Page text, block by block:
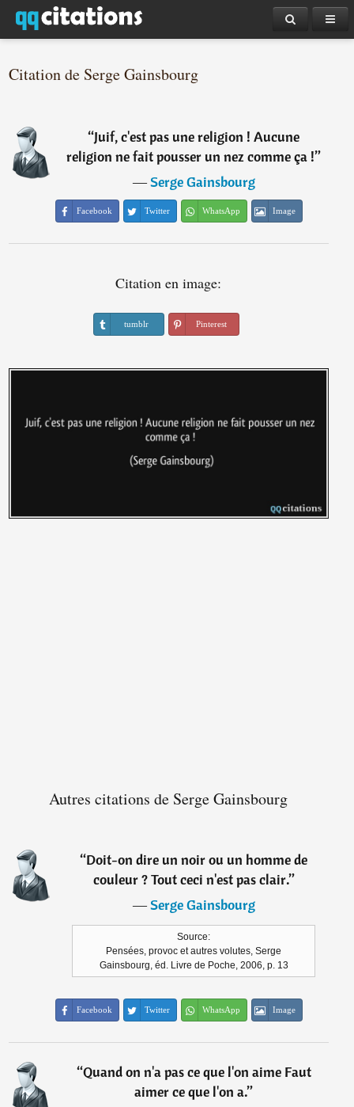
Citation de Serge Gainsbourg
“Juif, c'est pas une religion ! Aucune
religion ne fait pousser un nez comme ça !”
―Serge Gainsbourg
Facebook Twitter WhatsApp Image
Citation en image:
tumblr Pinterest
Autres citations de Serge Gainsbourg
“Doit-on dire un noir ou un homme de
couleur ? Tout ceci n'est pas clair.”
―Serge Gainsbourg
Source:
Pensées, provoc et autres volutes, Serge
Gainsbourg, éd. Livre de Poche, 2006, p. 13
Facebook Twitter WhatsApp Image
“Quand on n'a pas ce que l'on aime Faut
aimer ce que l'on a.”